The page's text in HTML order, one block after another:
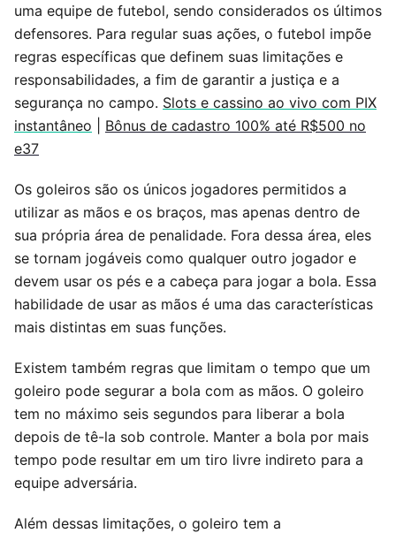
uma equipe de futebol, sendo considerados os últimos
defensores. Para regular suas ações, o futebol impõe
regras específicas que definem suas limitações e
responsabilidades, a fim de garantir a justiça e a
segurança no campo. Slots e cassino ao vivo com PIX
instantâneo
Bônus de cadastro 100% até R$500 no
e37
Os goleiros são os únicos jogadores permitidos a
utilizar as mãos e os braços, mas apenas dentro de
sua própria área de penalidade. Fora dessa área, eles
se tornam jogáveis como qualquer outro jogador e
devem usar os pés e a cabeça para jogar a bola. Essa
habilidade de usar as mãos é uma das características
mais distintas em suas funções.
Existem também regras que limitam o tempo que um
goleiro pode segurar a bola com as mãos. O goleiro
tem no máximo seis segundos para liberar a bola
depois de tê-la sob controle. Manter a bola por mais
tempo pode resultar em um tiro livre indireto para a
equipe adversária.
Além dessas limitações, o goleiro tem a